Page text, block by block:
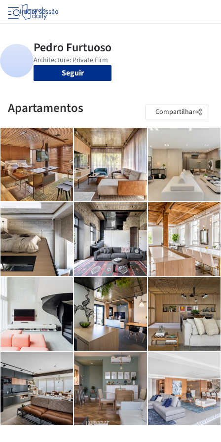
Iniciar sessão
Seguir
Apartamentos Compartilhar